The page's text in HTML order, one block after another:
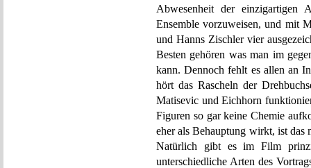
Abwesenheit der einzigartigen
Ensemble vorzuweisen, und mit
und Hanns Zischler vier
Besten gehören was man im
kann. Dennoch fehlt es allen an
hört das Rascheln der
Matisevic und Eichhorn
Figuren so gar keine Chemie
eher als Behauptung wirkt, ist das
Natürlich gibt es im Film
unterschiedliche Arten des